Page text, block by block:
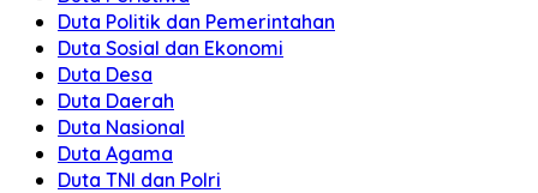
Duta Politik dan Pemerintahan
Duta Sosial dan Ekonomi
Duta Desa
Duta Daerah
Duta Nasional
Duta Agama
Duta TNI dan Polri